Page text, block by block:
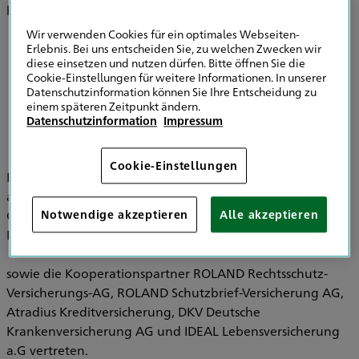
haben können.
Informationen zu Strategien zur
Einbeziehung von Nachhaltigkeitsrisiken in
der Versicherungsberatung
Im Bereich der Versicherungsvermittlung werden
ausschließlich die HDI Versicherung AG, HDI Global SE, HDI
Global Specialty SE, HDI Lebensversicherung AG, HDI
Pensionsfonds AG, HDI Pensionskasse AG
sowie die Kooperationspartner ROLAND Rechtsschutz-
Versicherungs-AG, ROLAND Schutzbrief-Versicherung AG,
Atradius Kreditversicherung, DKV Deutsche
Krankenversicherung AG und IDEAL Lebensversicherung
a.G vertreten.
Wir verwenden Cookies für ein optimales Webseiten-
Erlebnis. Bei uns entscheiden Sie, zu welchen Zwecken wir
diese einsetzen und nutzen dürfen. Bitte öffnen Sie die
Cookie-Einstellungen für weitere Informationen. In unserer
Datenschutzinformation können Sie Ihre Entscheidung zu
einem späteren Zeitpunkt ändern.
Datenschutzinformation Impressum
Cookie-Einstellungen
Notwendige akzeptieren Alle akzeptieren